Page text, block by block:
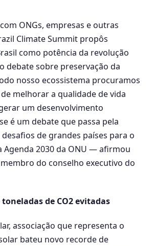
ONGs, empresas e outras
Climate Summit propôs
como potência da revolução
debate sobre preservação da
nosso ecossistema procuramos
melhorar a qualidade de vida
um desenvolvimento
é um debate que passa pela
de grandes países para o
2030 da ONU — afirmou
do conselho executivo do
de CO2 evitadas
associação que representa o
bateu novo recorde de